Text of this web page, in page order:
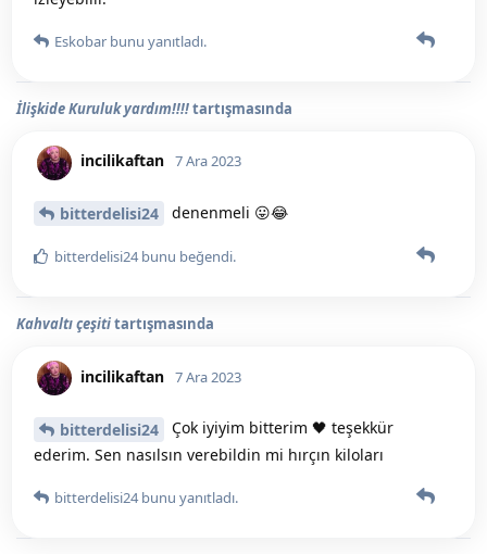
Eskobar bunu yanıtladı.
İlişkide Kuruluk yardım!!!!tartışmasında
incilikaftan 7 Ara 2023
bitterdelisi24 denenmeli 😛😂
bitterdelisi24bunu beğendi.
Kahvaltı çeşititartışmasında
incilikaftan 7 Ara 2023
bitterdelisi24
Çok iyiyim bitterim 🖤 teşekkür
ederim. Sen nasılsın verebildin mi hırçın kiloları
bitterdelisi24bunu yanıtladı.